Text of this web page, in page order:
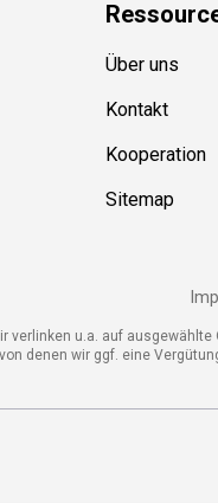
u.a. auf ausgewählte